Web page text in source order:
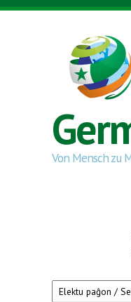
Skip to main content
Von Mensch zu